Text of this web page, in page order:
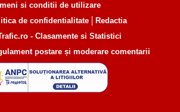
si conditii de utilizare
de confidentialitate
Redactia
postare și moderare comentarii